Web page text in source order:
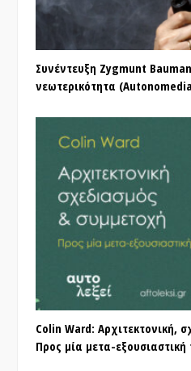
Συνέντευξη Zygmunt
νεωτερικότητα
Colin Ward: Αρχιτεκτονική,
Προς μία μετα-